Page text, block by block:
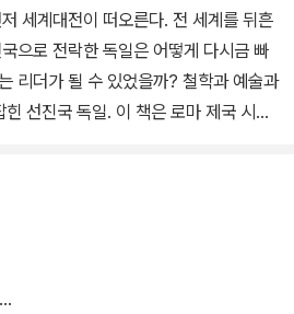
세계대전이 떠오른다. 전 세계를 뒤흔
으로 전락한 독일은 어떻게 다시금 빠
리더가 될 수 있었을까? 철학과 예술과
선진국 독일. 이 책은 로마 제국 시절
사이기도 하다. 아인슈타인, 니체와 같